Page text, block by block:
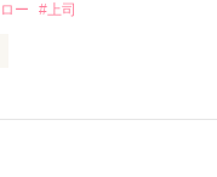
っぺい)
ー #上司
室で働いている。
の石垣守（26）がいるのだ